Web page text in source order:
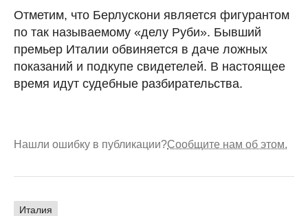
Отметим, что Берлускони является фигурантом
по так называемому «делу Руби». Бывший
премьер Италии обвиняется в даче ложных
показаний и подкупе свидетелей. В настоящее
время идут судебные разбирательства.
Нашли ошибку в публикации?Сообщите нам об этом.
Италия